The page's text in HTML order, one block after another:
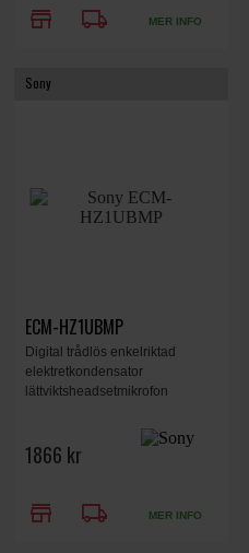
store local_shipping MER INFO
Sony
ECM-HZ1UBMP
Digital trådlös enkelriktad
elektretkondensator
lättviktsheadsetmikrofon
1866 kr
store local_shipping MER INFO